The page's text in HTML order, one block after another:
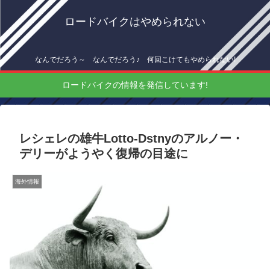
ロードバイクはやめられない
なんでだろう～ なんでだろう♪ 何回こけてもやめられない!
ロードバイクの情報を発信しています!
レシェレの雄牛Lotto-Dstnyのアルノー・
デリーがようやく復帰の目途に
海外情報